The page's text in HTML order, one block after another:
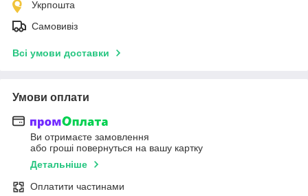
Укрпошта
Самовивіз
Всі умови доставки
Умови оплати
Ви отримаєте замовлення
або гроші повернуться на вашу картку
Детальніше
Оплатити частинами